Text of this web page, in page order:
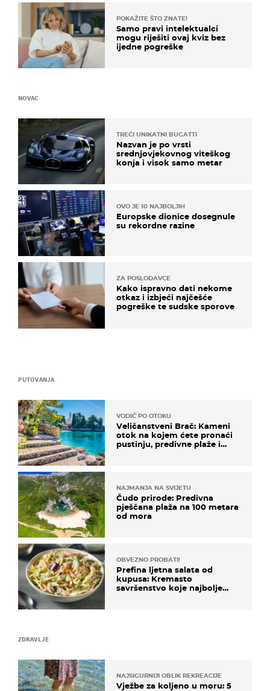
ZDRAVLJE
NAJSIGURNIJI OBLIK REKREACIJE
Vježbe za koljeno u moru: 5
POKAŽITE ŠTO ZNATE!
Samo pravi intelektualci
mogu riješiti ovaj kviz bez
ijedne pogreške
PUTOVANJA
VODIČ PO OTOKU
Veličanstveni Brač: Kameni
otok na kojem ćete pronaći
pustinju, predivne plaže i
NAJMANJA NA SVIJETU
Čudo prirode: Predivna
pješčana plaža na 100 metara
od mora
OBVEZNO PROBATI!
Prefina ljetna salata od
kupusa: Kremasto
savršenstvo koje najbolje
NOVAC
TREĆI UNIKATNI BUGATTI
Nazvan je po vrsti
srednjovjekovnog viteškog
konja i visok samo metar
OVO JE 10 NAJBOLJIH
Europske dionice dosegnule
su rekordne razine
ZA POSLODAVCE
Kako ispravno dati nekome
otkaz i izbjeći najčešće
pogreške te sudske sporove